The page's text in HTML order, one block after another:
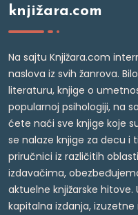
knjižara.com
Na sajtu Knjižara.com
naslova iz svih žanrova.
literaturu, knjige o
popularnoj psihologiji, na
ćete naći sve knjige koje
se nalaze knjige za decu i
priručnici iz različitih
izdavačima,
aktuelne knjižarske
kapitalna izdanja,